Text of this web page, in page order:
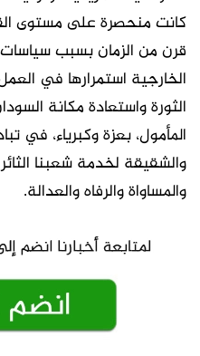
كانت منحصرة على مستوى
قرن من الزمان بسبب سياسات
الخارجية استمرارها في
الثورة واستعادة مكانة
المأمول، بعزة وكبرياء، في
والشقيقة لخدمة شعبنا
والمساواة والرفاه والعدالة.